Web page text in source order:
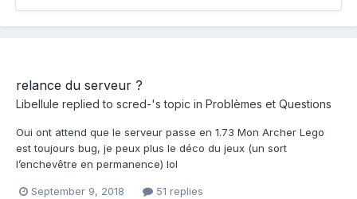
relance du serveur ?
Libellule replied to scred-'s topic in Problèmes et Questions
Oui ont attend que le serveur passe en 1.73 Mon Archer Lego
est toujours bug, je peux plus le déco du jeux (un sort
l’enchevêtre en permanence) lol
September 9, 2018 51 replies